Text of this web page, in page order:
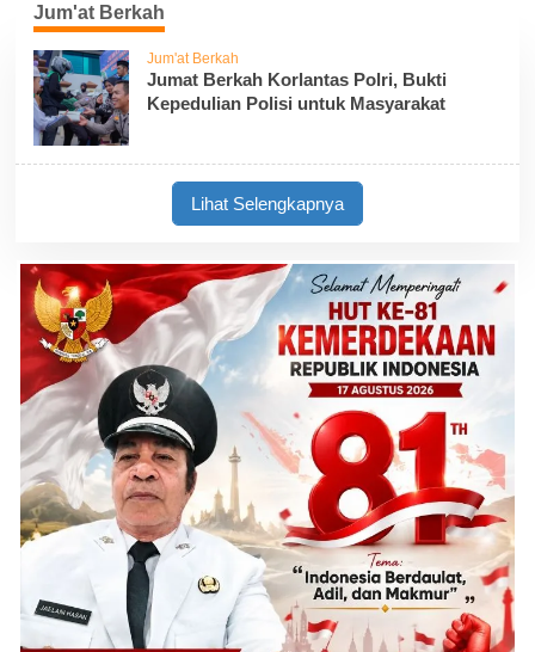
Jum'at Berkah
Jum'at Berkah
Jumat Berkah Korlantas Polri, Bukti
Kepedulian Polisi untuk Masyarakat
Lihat Selengkapnya